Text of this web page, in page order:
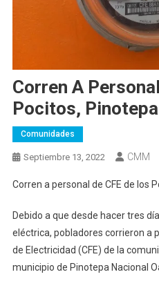
Corren A
Pocitos, Pinotepa
Comunidades
Septiembre 13, 2022 CMM
Corren a personal de CFE de los
Debido a que desde hacer tres
eléctrica, pobladores corrieron a
de Electricidad (CFE) de la
municipio de Pinotepa Nacional